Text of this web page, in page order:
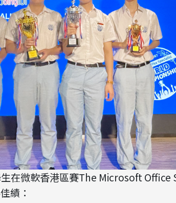
在微軟香港區賽The Microsoft Office
績：